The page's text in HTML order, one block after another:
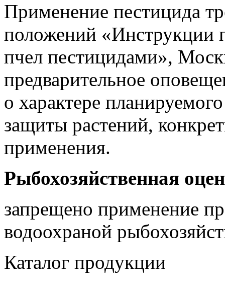
Применение пестицида
положений «Инструкции
пчел пестицидами»,
предварительное
о характере
защиты растений,
применения.
Рыбохозяйственная
запрещено применение
водоохраной
Каталог продукции